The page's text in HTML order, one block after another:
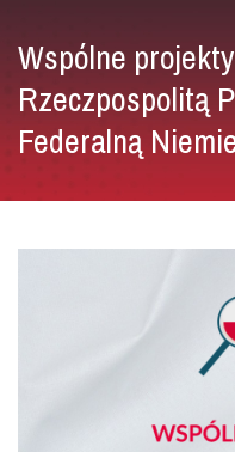
Wspólne
Rzeczpospolitą
Federalną